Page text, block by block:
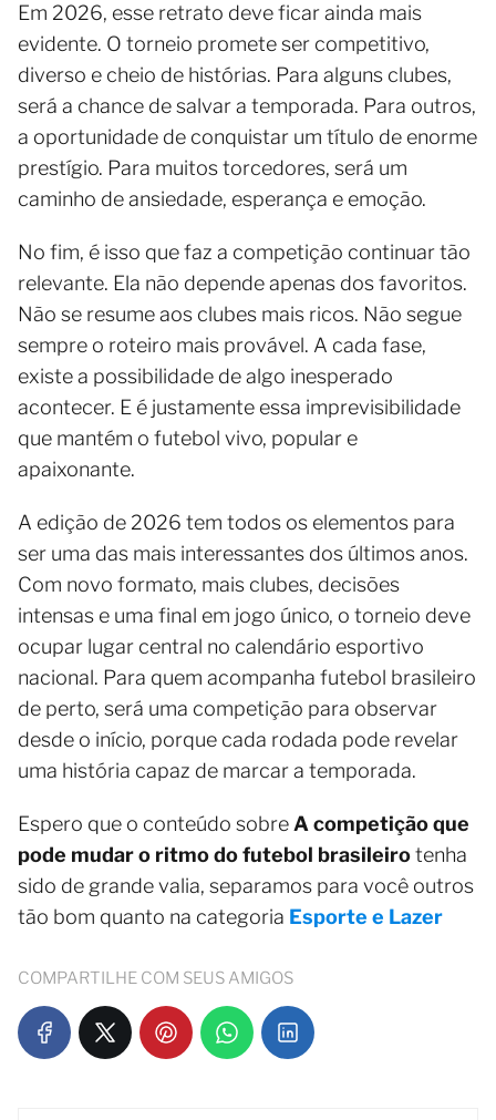
Em 2026, esse retrato deve ficar ainda mais
evidente. O torneio promete ser competitivo,
diverso e cheio de histórias. Para alguns clubes,
será a chance de salvar a temporada. Para outros,
a oportunidade de conquistar um título de enorme
prestígio. Para muitos torcedores, será um
caminho de ansiedade, esperança e emoção.
No fim, é isso que faz a competição continuar tão
relevante. Ela não depende apenas dos favoritos.
Não se resume aos clubes mais ricos. Não segue
sempre o roteiro mais provável. A cada fase,
existe a possibilidade de algo inesperado
acontecer. E é justamente essa imprevisibilidade
que mantém o futebol vivo, popular e
apaixonante.
A edição de 2026 tem todos os elementos para
ser uma das mais interessantes dos últimos anos.
Com novo formato, mais clubes, decisões
intensas e uma final em jogo único, o torneio deve
ocupar lugar central no calendário esportivo
nacional. Para quem acompanha futebol brasileiro
de perto, será uma competição para observar
desde o início, porque cada rodada pode revelar
uma história capaz de marcar a temporada.
Espero que o conteúdo sobre A competição que
pode mudar o ritmo do futebol brasileirotenha
sido de grande valia, separamos para você outros
tão bom quanto na categoria Esporte e Lazer
COMPARTILHE COM SEUS AMIGOS